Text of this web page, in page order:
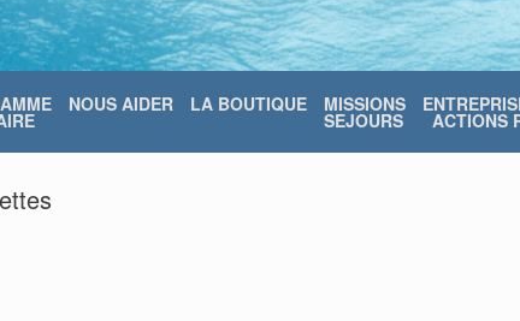
NOUS AIDER LA BOUTIQUE MISSIONS
SEJOURS ACTIONS